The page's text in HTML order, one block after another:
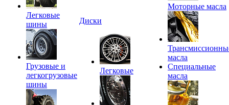
Легковые
шины
Грузовые и
легкогрузовые
шины
Диски
Легковые
Моторные масла
масла
Специальные
масла